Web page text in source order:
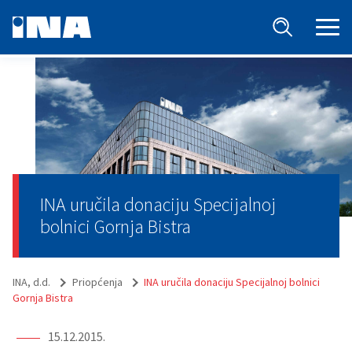
INA uručila donaciju Specijalnoj
bolnici Gornja Bistra
INA, d.d. Priopćenja
INA uručila donaciju Specijalnoj bolnici
Gornja Bistra
15.12.2015.